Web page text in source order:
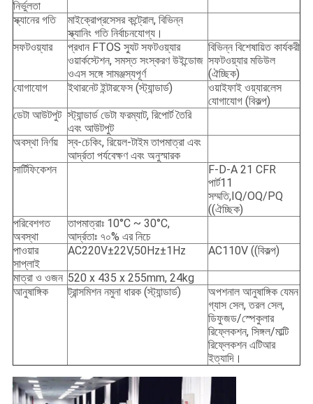
নির্ভুলতা
স্ক্যানের গতি
মাইক্রোপ্রসেসর কন্ট্রোল, বিভিন্ন
স্ক্যানিং গতি নির্বাচনযোগ্য।
সফটওয়্যার
প্রধান FTOS স্যুট সফটওয়্যার
ওয়ার্কস্টেশন, সমস্ত সংস্করণ উইন্ডোজ
ওএস সঙ্গে সামঞ্জস্যপূর্ণ
বিভিন্ন বিশেষায়িত কার্যকরী
সফটওয়্যার মডিউল
(ঐচ্ছিক)
যোগাযোগ
ইথারনেট ইন্টারফেস (স্ট্যান্ডার্ড)
ওয়াইফাই ওয়্যারলেস
যোগাযোগ (বিকল্প)
ডেটা আউটপুট স্ট্যান্ডার্ড ডেটা ফরম্যাট, রিপোর্ট তৈরি
এবং আউটপুট
অবস্থা নির্ণয়
স্ব-চেকিং, রিয়েল-টাইম তাপমাত্রা এবং
আর্দ্রতা পর্যবেক্ষণ এবং অনুস্মারক
সার্টিফিকেশন
F-D-A 21 CFR
পার্ট11
সম্মতি,IQ/OQ/PQ
((ঐচ্ছিক)
পরিবেশগত
অবস্থা
তাপমাত্রাঃ 10°C ~ 30°C,
আর্দ্রতাঃ ৭০% এর নিচে
পাওয়ার
সাপ্লাই
AC220V±22V,50Hz±1Hz AC110V ((বিকল্প)
মাত্রা ও ওজন 520 x 435 x 255mm, 24kg
আনুষাঙ্গিক
ট্রান্সমিশন নমুনা ধারক (স্ট্যান্ডার্ড)
অপশনাল আনুষাঙ্গিক যেমন
গ্যাস সেল, তরল সেল,
ডিফুজড/স্পেকুলার
রিফ্লেকশন, সিঙ্গল/মাল্টি
রিফ্লেকশন এটিআর
ইত্যাদি।